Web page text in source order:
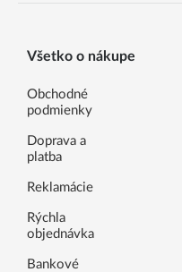
Všetko o nákupe
Obchodné
podmienky
Doprava a
platba
Reklamácie
Rýchla
objednávka
Bankové